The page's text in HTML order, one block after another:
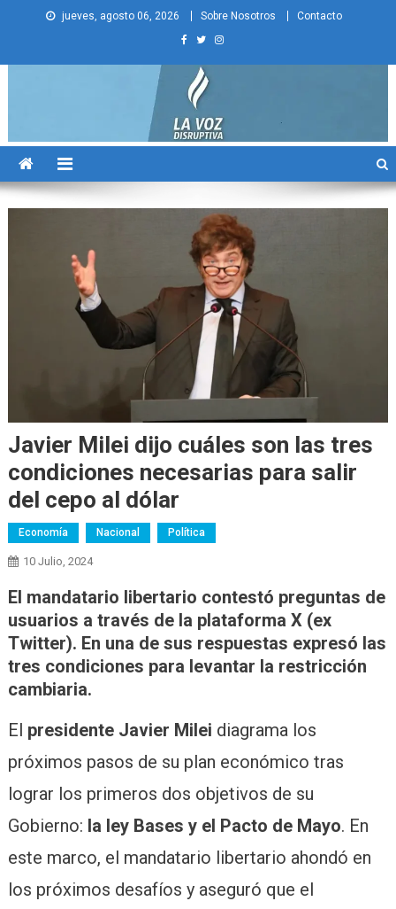
jueves, agosto 06, 2026 Sobre Nosotros Contacto
La Voz Disruptiva
Javier Milei dijo cuáles son las tres
condiciones necesarias para salir
del cepo al dólar
Economía Nacional Política
10 Julio, 2024
El mandatario libertario contestó preguntas de
usuarios a través de la plataforma X (ex
Twitter). En una de sus respuestas expresó las
tres condiciones para levantar la restricción
cambiaria.
El presidente Javier Milei diagrama los
próximos pasos de su plan económico tras
lograr los primeros dos objetivos de su
Gobierno: la ley Bases y el Pacto de Mayo. En
este marco, el mandatario libertario ahondó en
los próximos desafíos y aseguró que el